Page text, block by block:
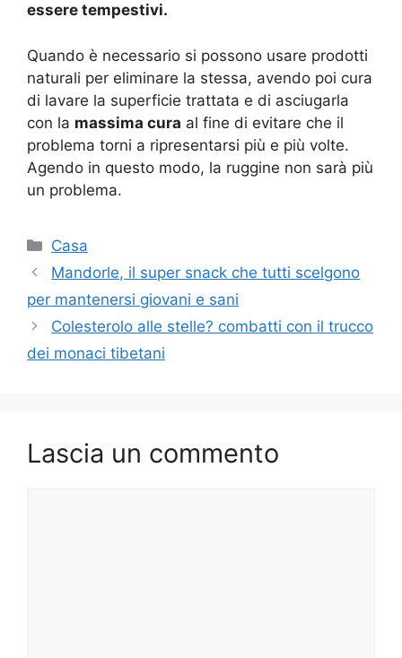
essere tempestivi.
Quando è necessario si possono usare prodotti
naturali per eliminare la stessa, avendo poi cura
di lavare la superficie trattata e di asciugarla
con la massima cura al fine di evitare che il
problema torni a ripresentarsi più e più volte.
Agendo in questo modo, la ruggine non sarà più
un problema.
Categorie
Casa
Mandorle, il super snack che tutti scelgono
per mantenersi giovani e sani
Colesterolo alle stelle? combatti con il trucco
dei monaci tibetani
Lascia un commento